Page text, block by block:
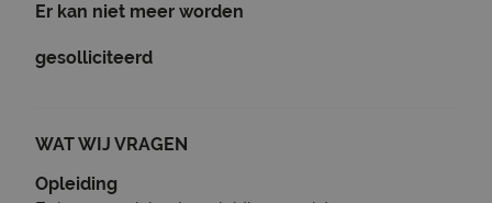
Er kan niet meer worden
gesolliciteerd
WAT WIJ VRAGEN
Opleiding